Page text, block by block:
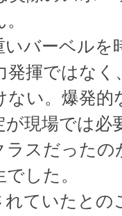
いバーベルを
発揮ではな
ない。爆発
が現場では必
ラスだった
した。
れていたと